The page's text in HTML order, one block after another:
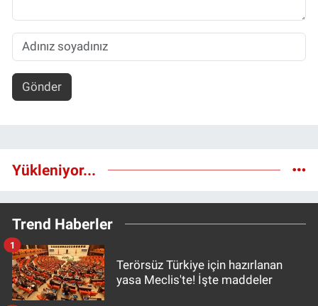
Gönder
Yükleniyor...
Trend Haberler
Terörsüz Türkiye için hazırlanan
yasa Meclis'te! İşte maddeler
1